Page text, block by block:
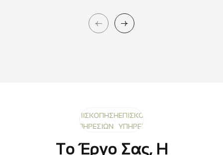
ΕΠΙΣΚΟΠΗΣΗ
ΥΠΗΡΕΣΙΩΝ
ΕΠΙΣΚΟΠΗΣΗ
ΥΠΗΡΕΣΙΩΝ
Το Έργο Σας, Η